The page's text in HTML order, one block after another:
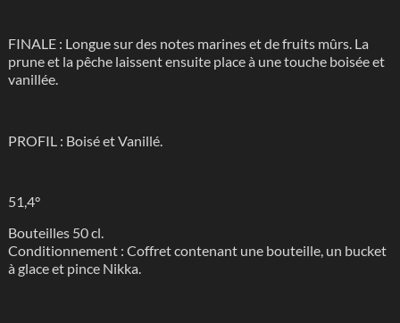
FINALE : Longue sur des notes marines et de fruits mûrs. La
prune et la pêche laissent ensuite place à une touche boisée et
vanillée.
PROFIL : Boisé et Vanillé.
51,4°
Bouteilles 50 cl.
Conditionnement : Coffret contenant une bouteille, un bucket
à glace et pince Nikka.